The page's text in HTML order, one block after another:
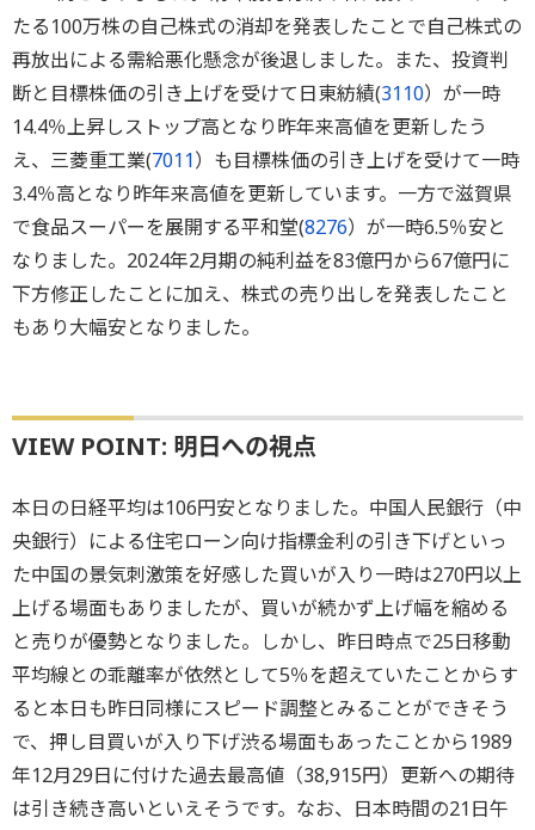
たる100万株の自己株式の消却を発表したことで自己株式の
再放出による需給悪化懸念が後退しました。また、投資判
断と目標株価の引き上げを受けて日東紡績(3110）が一時
14.4％上昇しストップ高となり昨年来高値を更新したう
え、三菱重工業(7011）も目標株価の引き上げを受けて一時
3.4％高となり昨年来高値を更新しています。一方で滋賀県
で食品スーパーを展開する平和堂(8276）が一時6.5％安と
なりました。2024年2月期の純利益を83億円から67億円に
下方修正したことに加え、株式の売り出しを発表したこと
もあり大幅安となりました。
VIEW POINT: 明日への視点
本日の日経平均は106円安となりました。中国人民銀行（中
央銀行）による住宅ローン向け指標金利の引き下げといっ
た中国の景気刺激策を好感した買いが入り一時は270円以上
上げる場面もありましたが、買いが続かず上げ幅を縮める
と売りが優勢となりました。しかし、昨日時点で25日移動
平均線との乖離率が依然として5％を超えていたことからす
ると本日も昨日同様にスピード調整とみることができそう
で、押し目買いが入り下げ渋る場面もあったことから1989
年12月29日に付けた過去最高値（38,915円）更新への期待
は引き続き高いといえそうです。なお、日本時間の21日午